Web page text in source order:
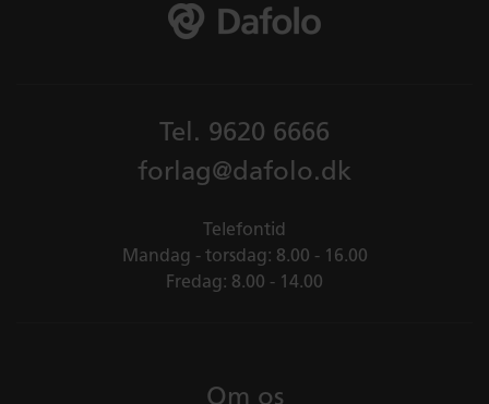
Om os
Tel. 9620 6666
forlag@dafolo.dk
Telefontid
Mandag - torsdag: 8.00 - 16.00
Fredag: 8.00 - 14.00